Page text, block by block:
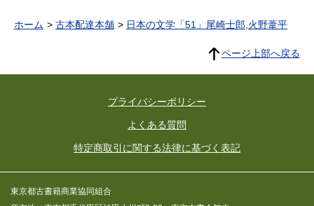
ホーム 古本配達本舗 日本の文学「51」尾崎士郎,火野葦平
ページ上部へ戻る
プライバシーポリシー
よくある質問
特定商取引に関する法律に基づく表記
東京都古書籍商業協同組合